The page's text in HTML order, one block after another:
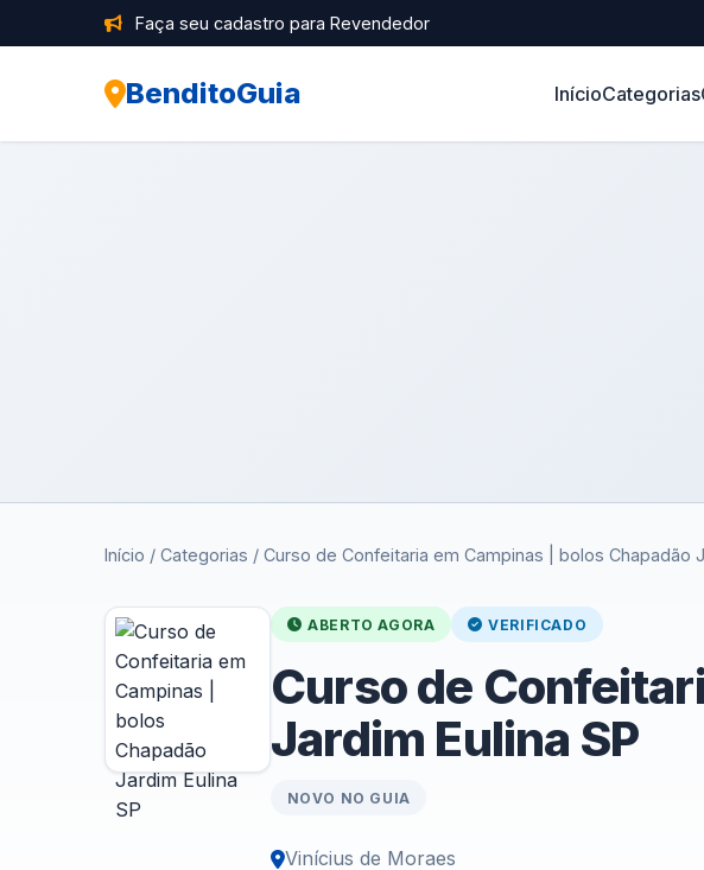
Faça seu cadastro para Revendedor
BenditoGuia InícioCategorias
Início / Categorias / Curso de Confeitaria em Campinas | bolos Chapadão
ABERTO AGORA VERIFICADO
Curso de
Jardim Eulina SP
NOVO NO GUIA
Vinícius de Moraes